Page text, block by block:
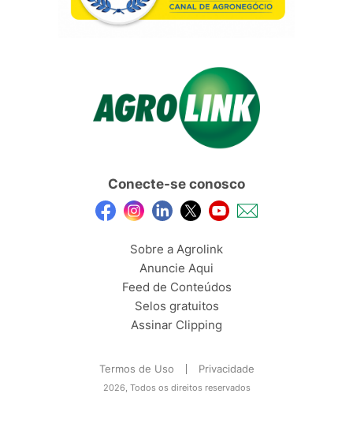
Conecte-se conosco
Sobre a Agrolink
Anuncie Aqui
Feed de Conteúdos
Selos gratuitos
Assinar Clipping
Termos de Uso Privacidade
2026, Todos os direitos reservados